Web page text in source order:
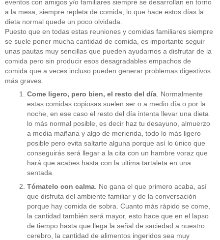
eventos con amigos y/o familiares siempre se desarrollan en torno
a la mesa, siempre repleta de comida, lo que hace estos días la
dieta normal quede un poco olvidada.
Puesto que en todas estas reuniones y comidas familiares siempre
se suele poner mucha cantidad de comida, es importante seguir
unas pautas muy sencillas que pueden ayudarnos a disfrutar de la
comida pero sin producir esos desagradables empachos de
comida que a veces incluso pueden generar problemas digestivos
más graves.
Come ligero, pero bien, el resto del día . Normalmente
estas comidas copiosas suelen ser o a medio día o por la
noche, en ese caso el resto del día intenta llevar una dieta
lo más normal posible, es decir haz tu desayuno, almuerzo
a media mañana y algo de merienda, todo lo más ligero
posible pero evita saltarte alguna porque así lo único que
conseguirás será llegar a la cita con un hambre voraz que
hará que acabes hasta con la ultima tartaleta en una
sentada.
Tómatelo con calma . No gana el que primero acaba, así
que disfruta del ambiente familiar y de la conversación
porque hay comida de sobra. Cuanto más rápido se come,
la cantidad también será mayor, esto hace que en el lapso
de tiempo hasta que llega la señal de saciedad a nuestro
cerebro, la cantidad de alimentos ingeridos sea muy